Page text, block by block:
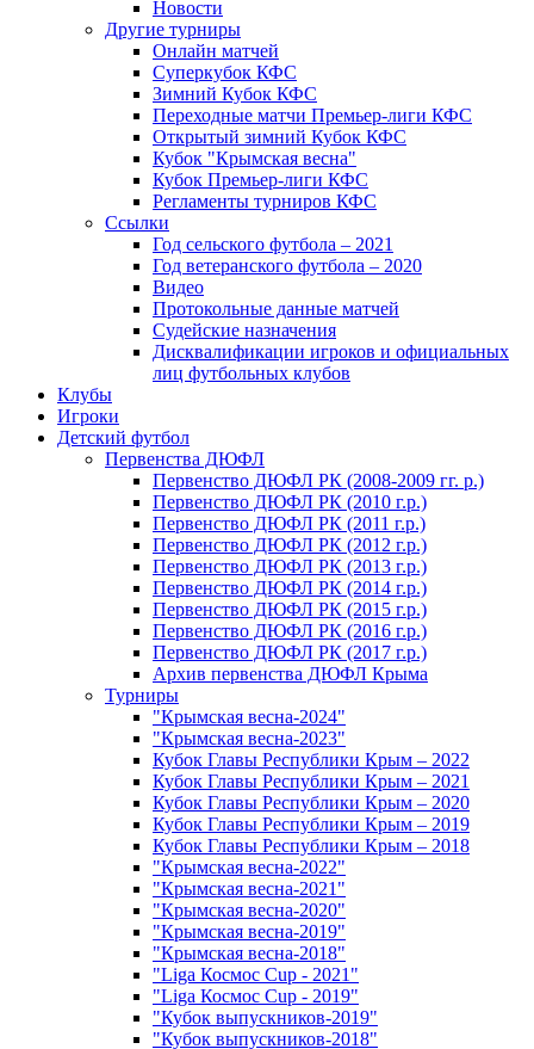
Новости
Другие турниры
Онлайн матчей
Суперкубок КФС
Зимний Кубок КФС
Переходные матчи Премьер-лиги КФС
Открытый зимний Кубок КФС
Кубок "Крымская весна"
Кубок Премьер-лиги КФС
Регламенты турниров КФС
Ссылки
Год сельского футбола – 2021
Год ветеранского футбола – 2020
Видео
Протокольные данные матчей
Судейские назначения
Дисквалификации игроков и официальных
лиц футбольных клубов
Клубы
Игроки
Детский футбол
Первенства ДЮФЛ
Первенство ДЮФЛ РК (2008-2009 гг. р.)
Первенство ДЮФЛ РК (2010 г.р.)
Первенство ДЮФЛ РК (2011 г.р.)
Первенство ДЮФЛ РК (2012 г.р.)
Первенство ДЮФЛ РК (2013 г.р.)
Первенство ДЮФЛ РК (2014 г.р.)
Первенство ДЮФЛ РК (2015 г.р.)
Первенство ДЮФЛ РК (2016 г.р.)
Первенство ДЮФЛ РК (2017 г.р.)
Архив первенства ДЮФЛ Крыма
Турниры
"Крымская весна-2024"
"Крымская весна-2023"
Кубок Главы Республики Крым – 2022
Кубок Главы Республики Крым – 2021
Кубок Главы Республики Крым – 2020
Кубок Главы Республики Крым – 2019
Кубок Главы Республики Крым – 2018
"Крымская весна-2022"
"Крымская весна-2021"
"Крымская весна-2020"
"Крымская весна-2019"
"Крымская весна-2018"
"Liga Космос Cup - 2021"
"Liga Космос Cup - 2019"
"Кубок выпускников-2019"
"Кубок выпускников-2018"